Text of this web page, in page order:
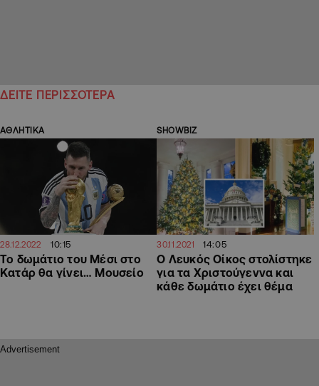
ΔΕΙΤΕ ΠΕΡΙΣΣΟΤΕΡΑ
ΑΘΛΗΤΙΚΑ
28.12.2022 10:15
Το δωμάτιο του Μέσι στο
Κατάρ θα γίνει… Μουσείο
SHOWBIZ
30.11.2021 14:05
O Λευκός Οίκος στολίστηκε
για τα Χριστούγεννα και
κάθε δωμάτιο έχει θέμα